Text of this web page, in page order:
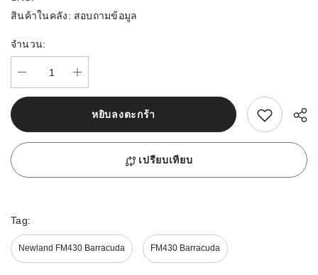
สินค้าในคลัง: สอบถามข้อมูล
จำนวน:
หยิบลงตะกร้า สนใจสิ้นค้านี้
เปรียบเทียบ
Tag:
Newland FM430 Barracuda FM430 Barracuda